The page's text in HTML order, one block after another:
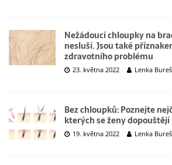
Nežádoucí chloupky na
nesluší. Jsou také
zdravotního problému
23. května 2022 Lenka
Bez chloupků: Poznejte
kterých se ženy
19. května 2022 Lenka